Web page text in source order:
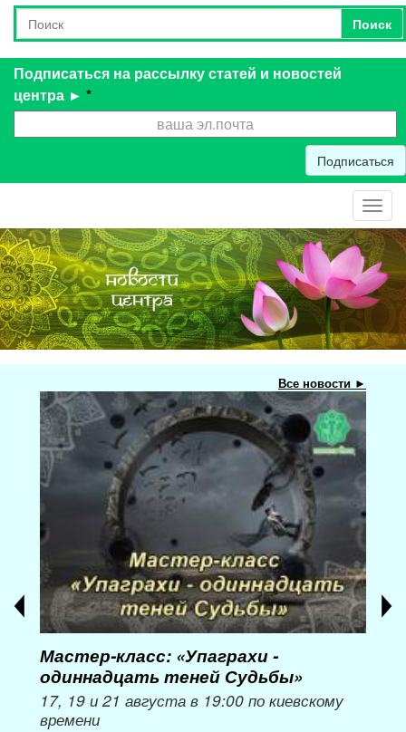
Форма поиска
Поиск
Поиск
Подписаться на рассылку статей и новостей
центра ► *
Подписаться
Все новости ►
Мастер-класс: «Упаграхи -
одиннадцать теней Судьбы»
17, 19 и 21 августа в 19:00 по киевскому
времени